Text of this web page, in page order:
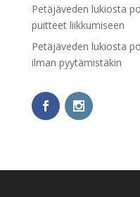
Petäjäveden lukiosta
puitteet liikkumiseen
Petäjäveden lukiosta
ilman pyytämistäkin